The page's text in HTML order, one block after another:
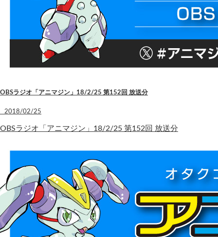
OBSラジオ「アニマジン」18/2/25 第152回 放送分
2018/02/25
OBSラジオ「アニマジン」18/2/25 第152回 放送分